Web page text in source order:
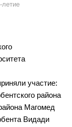
участие:
района
Магомед
Видади